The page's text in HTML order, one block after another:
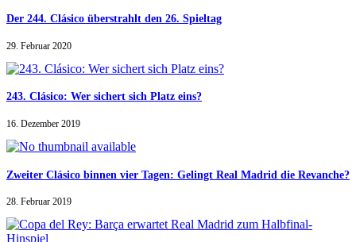
Der 244. Clásico überstrahlt den 26. Spieltag
29. Februar 2020
243. Clásico: Wer sichert sich Platz eins?
16. Dezember 2019
Zweiter Clásico binnen vier Tagen: Gelingt Real Madrid die Revanche?
28. Februar 2019